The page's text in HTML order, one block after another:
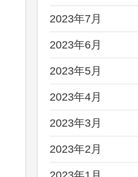
2023年7月
2023年6月
2023年5月
2023年4月
2023年3月
2023年2月